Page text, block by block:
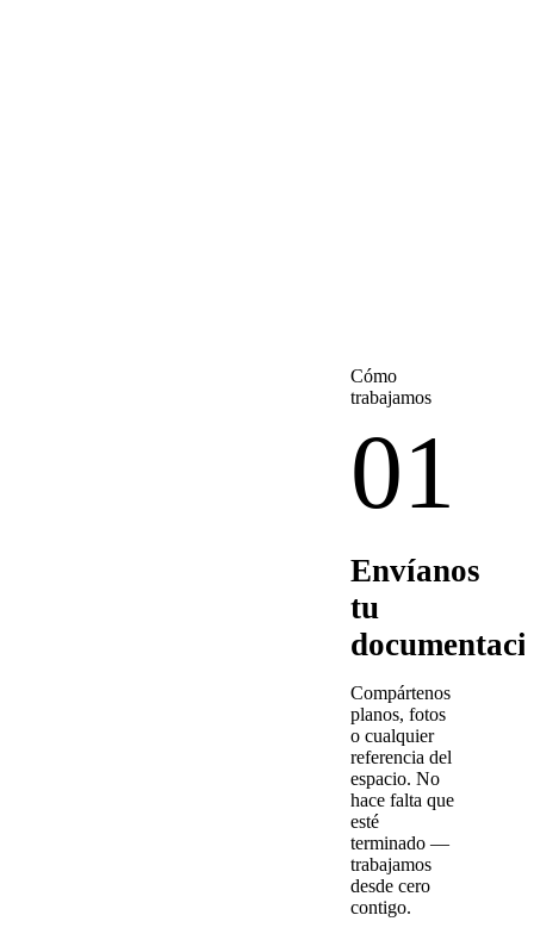
Cómo
trabajamos
01
Envíanos
tu
Compártenos
planos, fotos
o cualquier
referencia del
espacio. No
hace falta que
esté
terminado —
trabajamos
desde cero
contigo.